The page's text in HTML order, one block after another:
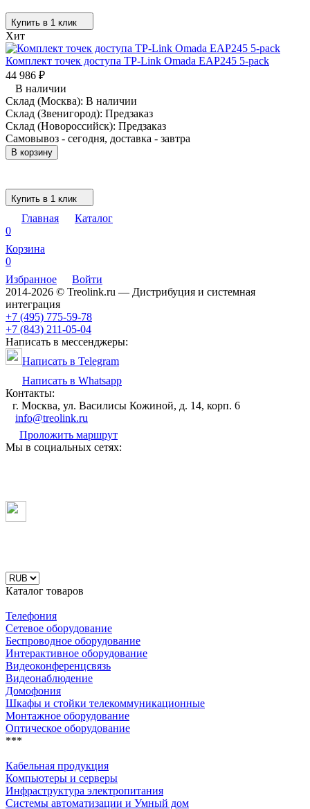
Купить в 1 клик
Хит
Комплект точек доступа TP-Link Omada EAP245 5-pack
44 986 ₽
В наличии
Склад (Москва): В наличии
Склад (Звенигород): Предзаказ
Склад (Новороссийск): Предзаказ
Самовывоз - сегодня, доставка - завтра
В корзину
Купить в 1 клик
Главная
Каталог
0
Корзина
0
Избранное
Войти
2014-2026 © Treolink.ru — Дистрибуция и системная
интеграция
+7 (495) 775-59-78
+7 (843) 211-05-04
Написать в мессенджеры:
Написать в Telegram
Написать в Whatsapp
Контакты:
г. Москва, ул. Василисы Кожиной, д. 14, корп. 6
info@treolink.ru
Проложить маршрут
Мы в социальных сетях:
Каталог товаров
Телефония
Сетевое оборудование
Беспроводное оборудование
Интерактивное оборудование
Видеоконференцсвязь
Видеонаблюдение
Домофония
Шкафы и стойки телекоммуникационные
Монтажное оборудование
Оптическое оборудование
***
Кабельная продукция
Компьютеры и серверы
Инфраструктура электропитания
Системы автоматизации и Умный дом